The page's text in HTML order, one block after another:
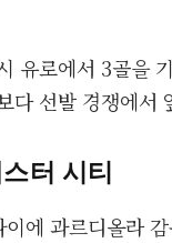
유로에서 3골을
다 선발 경쟁에서
터 시티
에 과르디올라